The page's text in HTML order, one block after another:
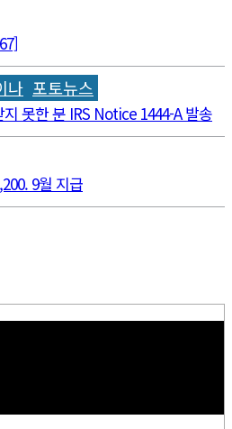
나 포토뉴스
못한 분 IRS Notice 1444-A 발송
9월 지급